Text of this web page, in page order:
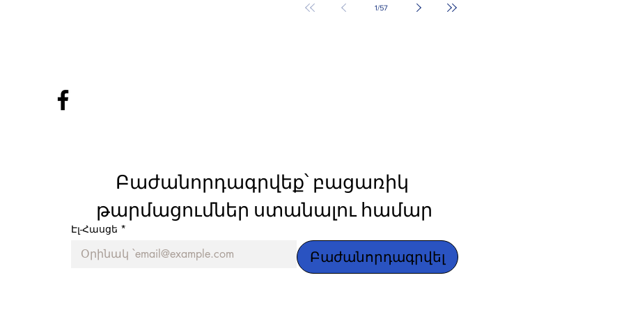
1/57
Բաժանորդագրվեք՝ բացառիկ
թարմացումներ ստանալու համար
Էլ-Հասցե *
Բաժանորդագրվել